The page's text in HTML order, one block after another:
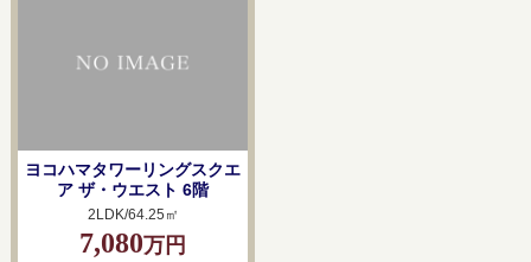
ヨコハマタワーリングスクエ
ア ザ・ウエスト 6階
2LDK/64.25㎡
7,080万円